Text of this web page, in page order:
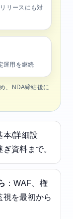
リースにも対
運用を継続
、NDA締結後に
本/詳細設
資料まで。
：WAF、権
視を最初から